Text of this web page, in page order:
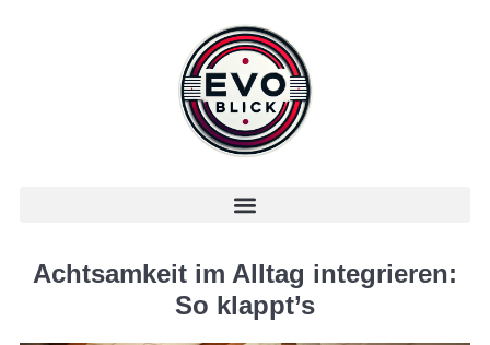
Achtsamkeit im Alltag integrieren:
So klappt’s